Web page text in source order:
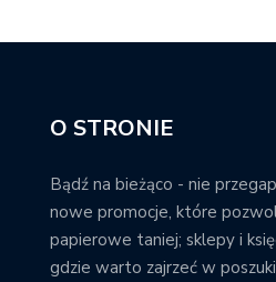
O STRONIE
Bądź na bieżąco - nie
nowe promocje, które
papierowe taniej; sklepy i
gdzie warto zajrzeć w